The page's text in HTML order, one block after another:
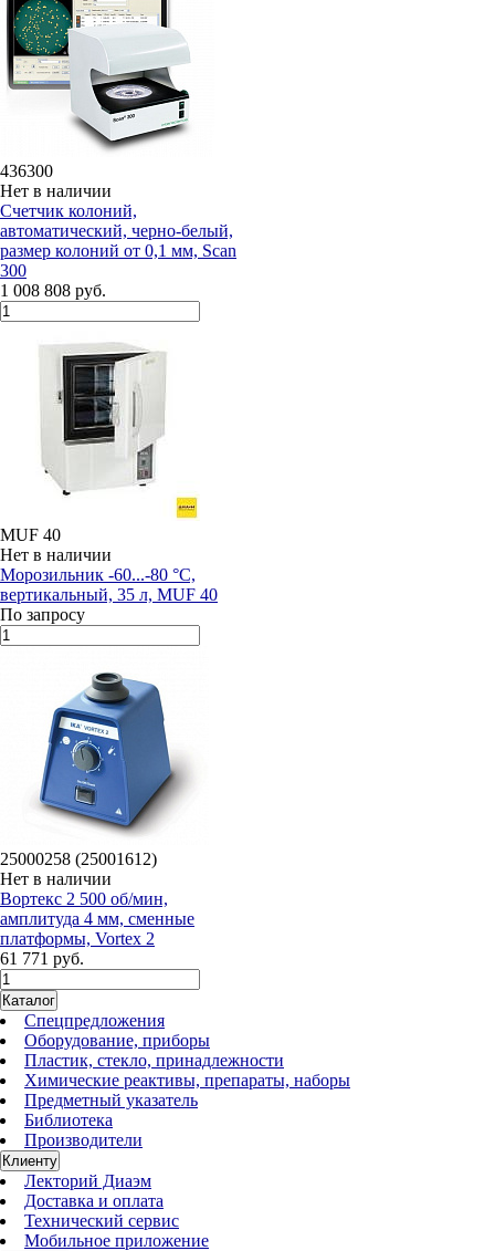
436300
Нет в наличии
Счетчик колоний,
автоматический, черно-белый,
размер колоний от 0,1 мм, Scan
300
1 008 808 руб.
MUF 40
Нет в наличии
Морозильник -60...-80 °С,
вертикальный, 35 л, MUF 40
По запросу
25000258 (25001612)
Нет в наличии
Вортекс 2 500 об/мин,
амплитуда 4 мм, сменные
платформы, Vortex 2
61 771 руб.
Каталог
Спецпредложения
Оборудование, приборы
Пластик, стекло, принадлежности
Химические реактивы, препараты, наборы
Предметный указатель
Библиотека
Производители
Клиенту
Лекторий Диаэм
Доставка и оплата
Технический сервис
Мобильное приложение